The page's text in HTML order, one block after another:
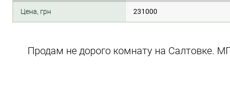
Цена, грн
231000
Продам не дорого комнату на Салтовке.